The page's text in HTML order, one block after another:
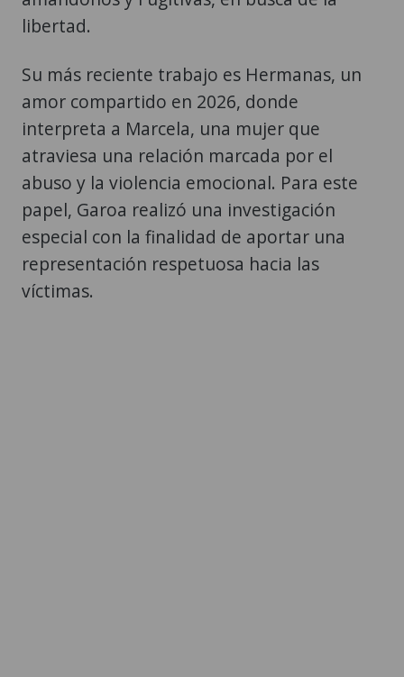
libertad.
Su más reciente trabajo es Hermanas, un
amor compartido en 2026, donde
interpreta a Marcela, una mujer que
atraviesa una relación marcada por el
abuso y la violencia emocional. Para este
papel, Garoa realizó una investigación
especial con la finalidad de aportar una
representación respetuosa hacia las
víctimas.